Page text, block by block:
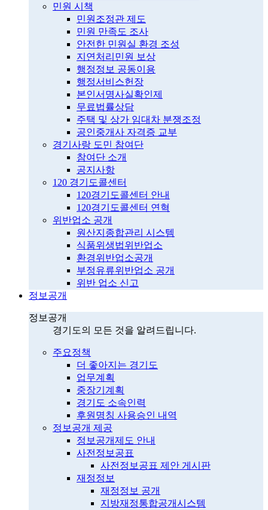
민원 시책
민원조정관 제도
민원 만족도 조사
안전한 민원실 환경 조성
지연처리민원 보상
행정정보 공동이용
행정서비스헌장
본인서명사실확인제
무료법률상담
주택 및 상가 임대차 분쟁조정
공인중개사 자격증 교부
경기사랑 도민 참여단
참여단 소개
공지사항
120 경기도콜센터
120경기도콜센터 안내
120경기도콜센터 연혁
위반업소 공개
원산지종합관리 시스템
식품위생법위반업소
환경위반업소공개
부정유류위반업소 공개
위반 업소 신고
정보공개
정보공개
경기도의 모든 것을 알려드립니다.
주요정책
더 좋아지는 경기도
업무계획
중장기계획
경기도 소속인력
후원명칭 사용승인 내역
정보공개 제공
정보공개제도 안내
사전정보공표
사전정보공표 제안 게시판
재정정보
재정정보 공개
지방재정통합공개시스템